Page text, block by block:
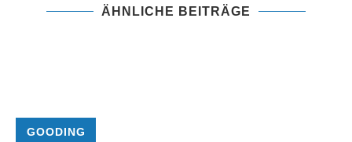
ÄHNLICHE BEITRÄGE
GOODING